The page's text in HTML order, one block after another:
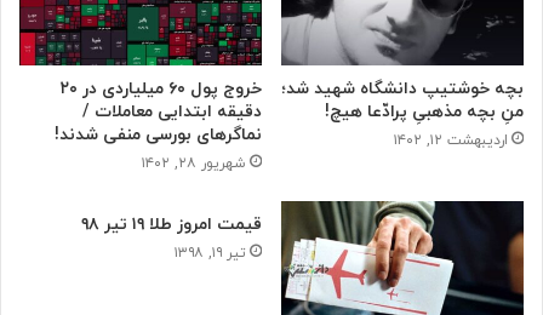
بچه خوشتیپ دانشگاه شهید شد؛
منِ بچه مذهبیِ پرادّعا هیچ!
اردیبهشت ۱۲, ۱۴۰۲
خروج پول ۶۰ میلیاردی در ۲۰
دقیقه ابتدایی معاملات /
نماگرهای بورسی منفی شدند!
شهریور ۲۸, ۱۴۰۲
قیمت امروز طلا ۱۹ تیر ۹۸
تیر ۱۹, ۱۳۹۸